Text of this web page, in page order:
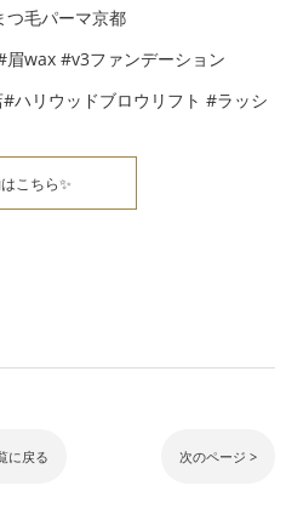
毛パーマ京都
wax #v3ファンデーション
ハリウッドブロウリフト #ラッシ
こちら✨
に戻る 次のページ >